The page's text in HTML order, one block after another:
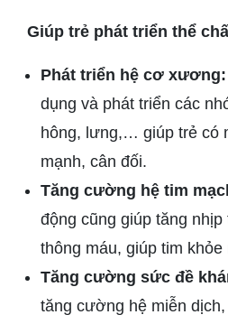
Giúp trẻ phát triển thể
Phát triển hệ cơ xương:
dụng và phát triển các
hông, lưng,… giúp trẻ có
mạnh, cân đối.
Tăng cường hệ tim
động cũng giúp tăng
thông máu, giúp tim khỏe
Tăng cường sức đề
tăng cường hệ miễn